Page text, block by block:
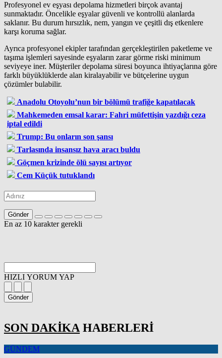
Profesyonel ev eşyası depolama hizmetleri birçok avantaj
sunmaktadır. Öncelikle eşyalar güvenli ve kontrollü alanlarda
saklanır. Bu durum hırsızlık, nem, yangın ve çeşitli dış etkenlere
karşı koruma sağlar.
Ayrıca profesyonel ekipler tarafından gerçekleştirilen paketleme ve
taşıma işlemleri sayesinde eşyaların zarar görme riski minimum
seviyeye iner. Müşteriler depolama süresi boyunca ihtiyaçlarına göre
farklı büyüklüklerde alan kiralayabilir ve bütçelerine uygun
çözümler bulabilir.
Anadolu Otoyolu’nun bir bölümü trafiğe kapatılacak
Mahkemeden emsal karar: Fahri müfettişin yazdığı ceza
iptal edildi
Trump: Bu onların son şansı
Tarlasında insansız hava aracı buldu
Göçmen krizinde ölü sayısı artıyor
Cem Küçük tutuklandı
Gönder
En az 10 karakter gerekli
HIZLI YORUM YAP
Gönder
SON DAKİKA HABERLERİ
GÜNDEM